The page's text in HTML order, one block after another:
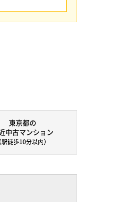
東京都の
中古マンション
（駅徒歩10分以内）